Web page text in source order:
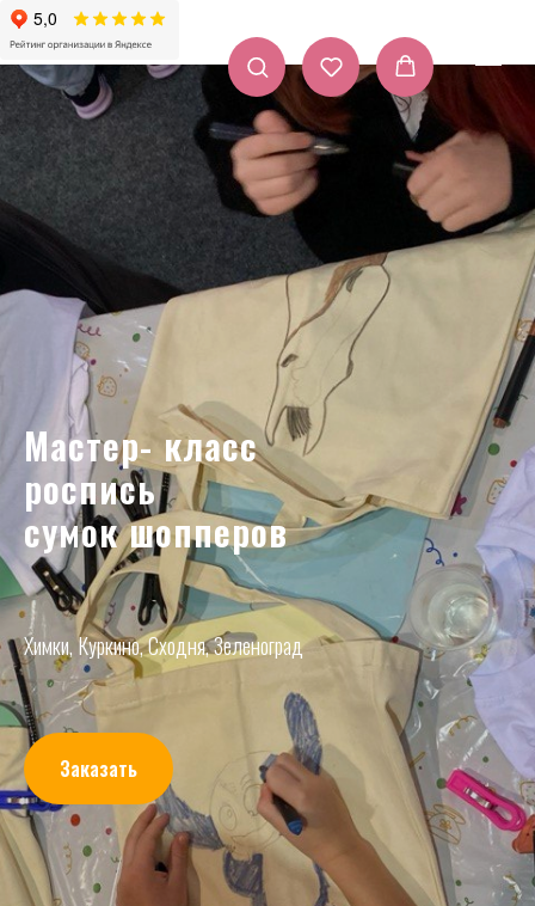
Мастер- класс
роспись
сумок шопперов
Химки, Куркино, Сходня, Зеленоград
Заказать